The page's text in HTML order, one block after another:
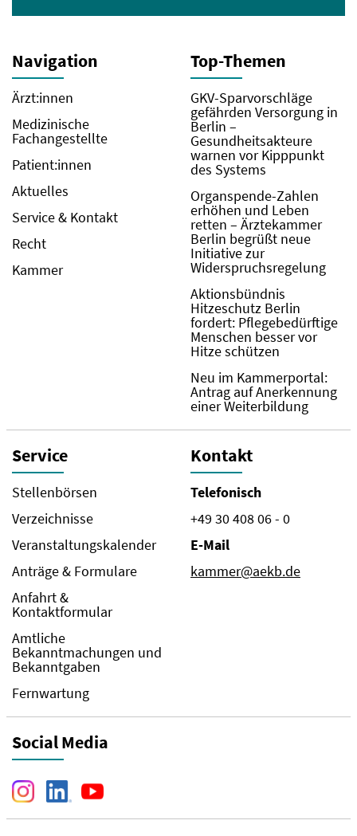
Navigation
Ärzt:innen
Medizinische
Fachangestellte
Patient:innen
Aktuelles
Service & Kontakt
Recht
Kammer
Top-Themen
GKV-Sparvorschläge
gefährden Versorgung in
Berlin –
Gesundheitsakteure
warnen vor Kipppunkt
des Systems
Organspende-Zahlen
erhöhen und Leben
retten – Ärztekammer
Berlin begrüßt neue
Initiative zur
Widerspruchsregelung
Aktionsbündnis
Hitzeschutz Berlin
fordert: Pflegebedürftige
Menschen besser vor
Hitze schützen
Neu im Kammerportal:
Antrag auf Anerkennung
einer Weiterbildung
Service
Stellenbörsen
Verzeichnisse
Veranstaltungskalender
Anträge & Formulare
Anfahrt &
Kontaktformular
Amtliche
Bekanntmachungen und
Bekanntgaben
Fernwartung
Kontakt
Telefonisch
+49 30 408 06 - 0
E-Mail
kammer@aekb.de
Social Media